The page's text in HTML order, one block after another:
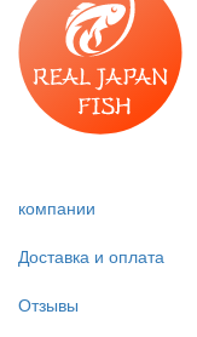
компании
Доставка и оплата
Отзывы